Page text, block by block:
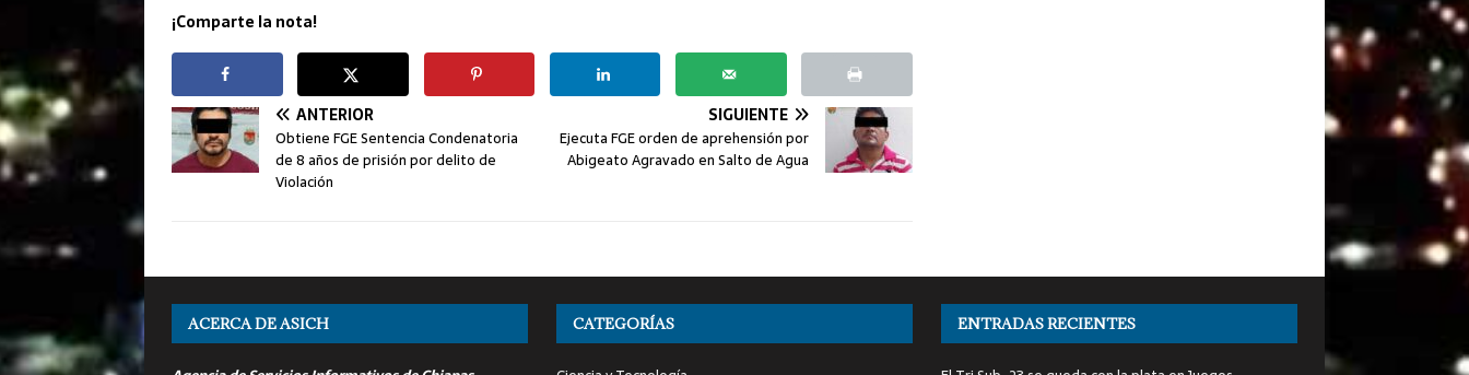
¡Comparte la nota!
ANTERIOR
Obtiene FGE Sentencia Condenatoria
de 8 años de prisión por delito de
Violación
SIGUIENTE
Ejecuta FGE orden de aprehensión por
Abigeato Agravado en Salto de Agua
ACERCA DE ASICH CATEGORÍAS ENTRADAS RECIENTES